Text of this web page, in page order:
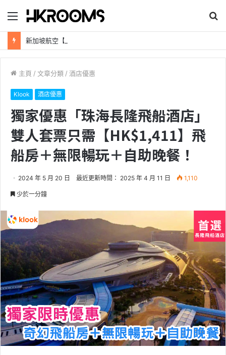
目
錄
尋
主頁 / 文章分類 / 酒店優惠
Klook 酒店優惠
獨家優惠「珠海長隆飛船酒店」
雙人套票只需【HK$1,411】飛
船房＋無限暢玩＋自助晚餐！
2024 年 5 月 20 日 最近更新時間： 2025 年 4 月 11 日 1,110
少於一分鐘